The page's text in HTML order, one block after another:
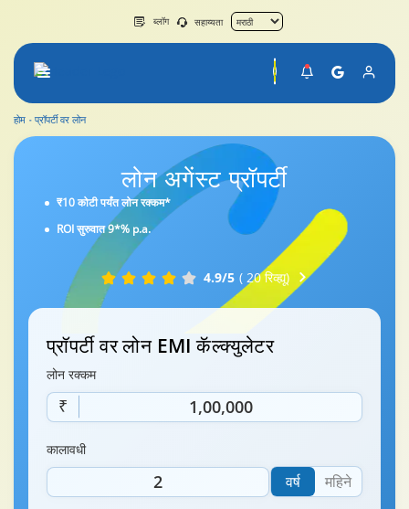
ब्लॉग सहाय्यता
होम प्रॉपर्टी वर लोन
लोन अगेंस्टप्रॉपर्टी
₹10 कोटी पर्यंत लोन रक्कम*
ROI सुरुवात 9*% p.a.
4.9/5 ( 20 रिव्ह्यू)
प्रॉपर्टी वर लोन EMI कॅल्क्युलेटर
लोन रक्कम
₹
वर्ष महिने
कालावधी